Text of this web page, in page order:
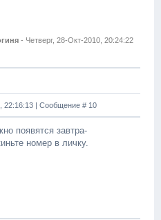
- Четверг, 28-Окт-2010, 20:24:22
22:16:13 | Сообщение # 10
появятся завтра-
номер в личку.